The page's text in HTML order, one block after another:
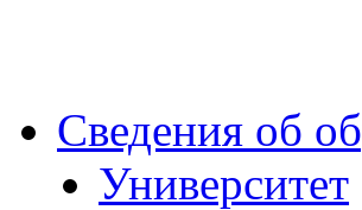
Сведения об
Университет